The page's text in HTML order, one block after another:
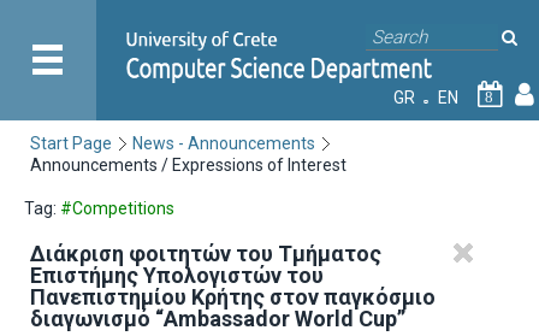
GR EN 8
Start Page
News - Announcements
Announcements / Expressions of Interest
Tag: #Competitions
Διάκριση φοιτητών του Τμήματος
Επιστήμης Υπολογιστών του
Πανεπιστημίου Κρήτης στον παγκόσμιο
διαγωνισμό “Ambassador World Cup”